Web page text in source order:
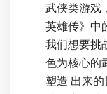
武侠类游戏
英雄传》中
我们想要挑
色为核心的
塑造 出来